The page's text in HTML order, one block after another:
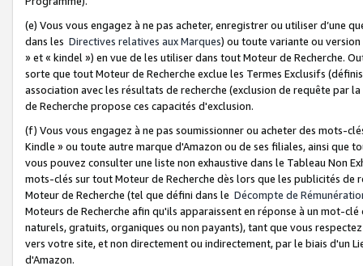
(e) Vous vous engagez à ne pas acheter, enregistrer ou utiliser d’une
dans les Directives relatives aux Marques) ou toute variante ou
» et « kindel ») en vue de les utiliser dans tout Moteur de Recherche.
sorte que tout Moteur de Recherche exclue les Termes Exclusifs
association avec les résultats de recherche (exclusion de requête
de Recherche propose ces capacités d'exclusion.
(f) Vous vous engagez à ne pas soumissionner ou acheter des mots-
Kindle » ou toute autre marque d'Amazon ou de ses filiales, ainsi que
vous pouvez consulter une liste non exhaustive dans le Tableau Non
mots-clés sur tout Moteur de Recherche dès lors que les publicités de
Moteur de Recherche (tel que défini dans le Décompte de
Moteurs de Recherche afin qu'ils apparaissent en réponse à un mot-
naturels, gratuits, organiques ou non payants), tant que vous
vers votre site, et non directement ou indirectement, par le biais d'un
d'Amazon.